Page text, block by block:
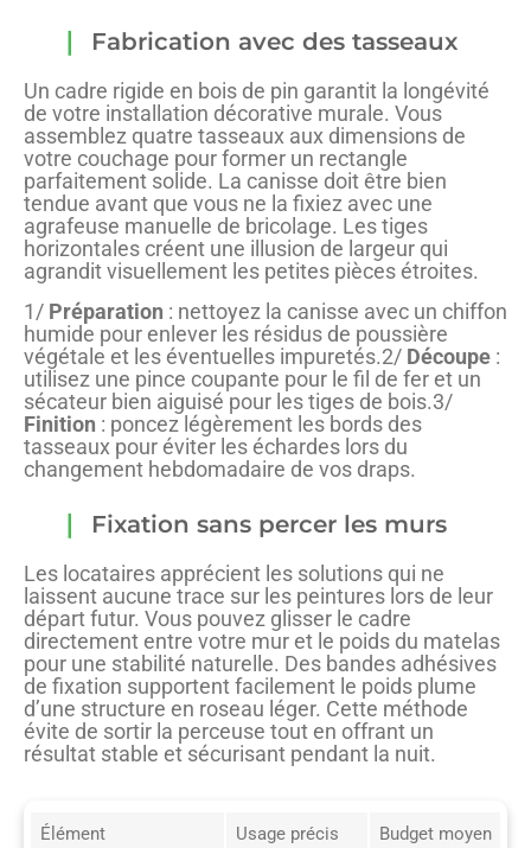
Fabrication avec des tasseaux
Un cadre rigide en bois de pin garantit la longévité
de votre installation décorative murale. Vous
assemblez quatre tasseaux aux dimensions de
votre couchage pour former un rectangle
parfaitement solide. La canisse doit être bien
tendue avant que vous ne la fixiez avec une
agrafeuse manuelle de bricolage. Les tiges
horizontales créent une illusion de largeur qui
agrandit visuellement les petites pièces étroites.
1/ Préparation : nettoyez la canisse avec un chiffon
humide pour enlever les résidus de poussière
végétale et les éventuelles impuretés.2/ Découpe :
utilisez une pince coupante pour le fil de fer et un
sécateur bien aiguisé pour les tiges de bois.3/
Finition : poncez légèrement les bords des
tasseaux pour éviter les échardes lors du
changement hebdomadaire de vos draps.
Fixation sans percer les murs
Les locataires apprécient les solutions qui ne
laissent aucune trace sur les peintures lors de leur
départ futur. Vous pouvez glisser le cadre
directement entre votre mur et le poids du matelas
pour une stabilité naturelle. Des bandes adhésives
de fixation supportent facilement le poids plume
d’une structure en roseau léger. Cette méthode
évite de sortir la perceuse tout en offrant un
résultat stable et sécurisant pendant la nuit.
Élément
Usage précis Budget moyen